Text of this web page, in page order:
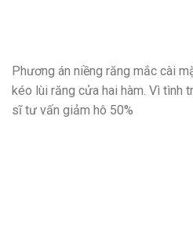
Phương án niềng răng mắc cài
kéo lùi răng cửa hai hàm. Vì tình
sĩ tư vấn giảm hô 50%